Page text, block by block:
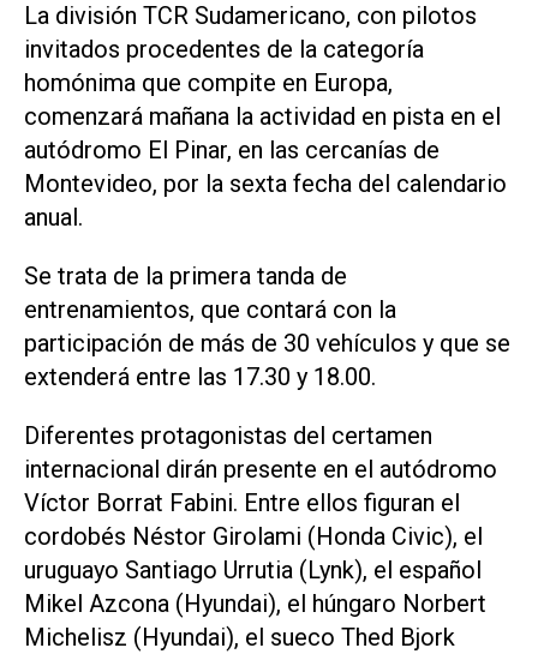
La división TCR Sudamericano, con pilotos
invitados procedentes de la categoría
homónima que compite en Europa,
comenzará mañana la actividad en pista en el
autódromo El Pinar, en las cercanías de
Montevideo, por la sexta fecha del calendario
anual.
Se trata de la primera tanda de
entrenamientos, que contará con la
participación de más de 30 vehículos y que se
extenderá entre las 17.30 y 18.00.
Diferentes protagonistas del certamen
internacional dirán presente en el autódromo
Víctor Borrat Fabini. Entre ellos figuran el
cordobés Néstor Girolami (Honda Civic), el
uruguayo Santiago Urrutia (Lynk), el español
Mikel Azcona (Hyundai), el húngaro Norbert
Michelisz (Hyundai), el sueco Thed Bjork